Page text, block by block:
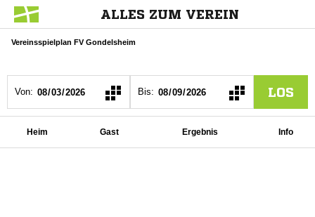
ALLES ZUM VEREIN
Vereinsspielplan FV Gondelsheim
Von: Bis: LOS
Heim Gast Ergebnis Info